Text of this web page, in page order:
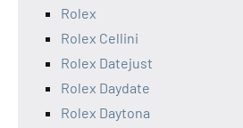
Rolex
Rolex Cellini
Rolex Datejust
Rolex Daydate
Rolex Daytona